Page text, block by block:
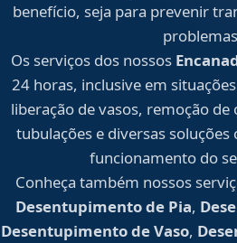
benefício, seja para prevenir
Os serviços dos nossos
24 horas, inclusive em
liberação de vasos, remoção
tubulações e diversas
funcionamento do
Conheça também nossos
Desentupimento de Pia,
Desentupimento de Vaso,